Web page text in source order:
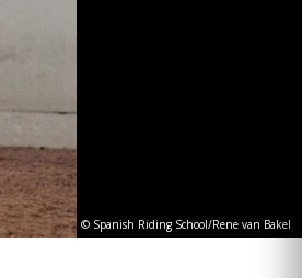
© Spanish Riding School/Rene van Bakel